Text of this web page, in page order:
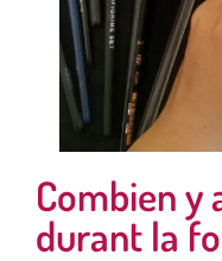
Combien y
durant la